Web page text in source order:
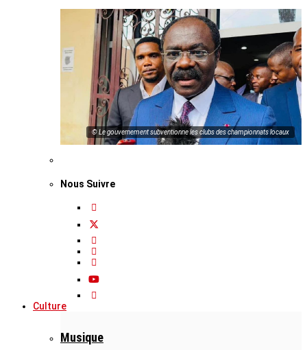
© Le gouvernement subventionne les clubs des championnats locaux
Nous Suivre
Culture
Musique